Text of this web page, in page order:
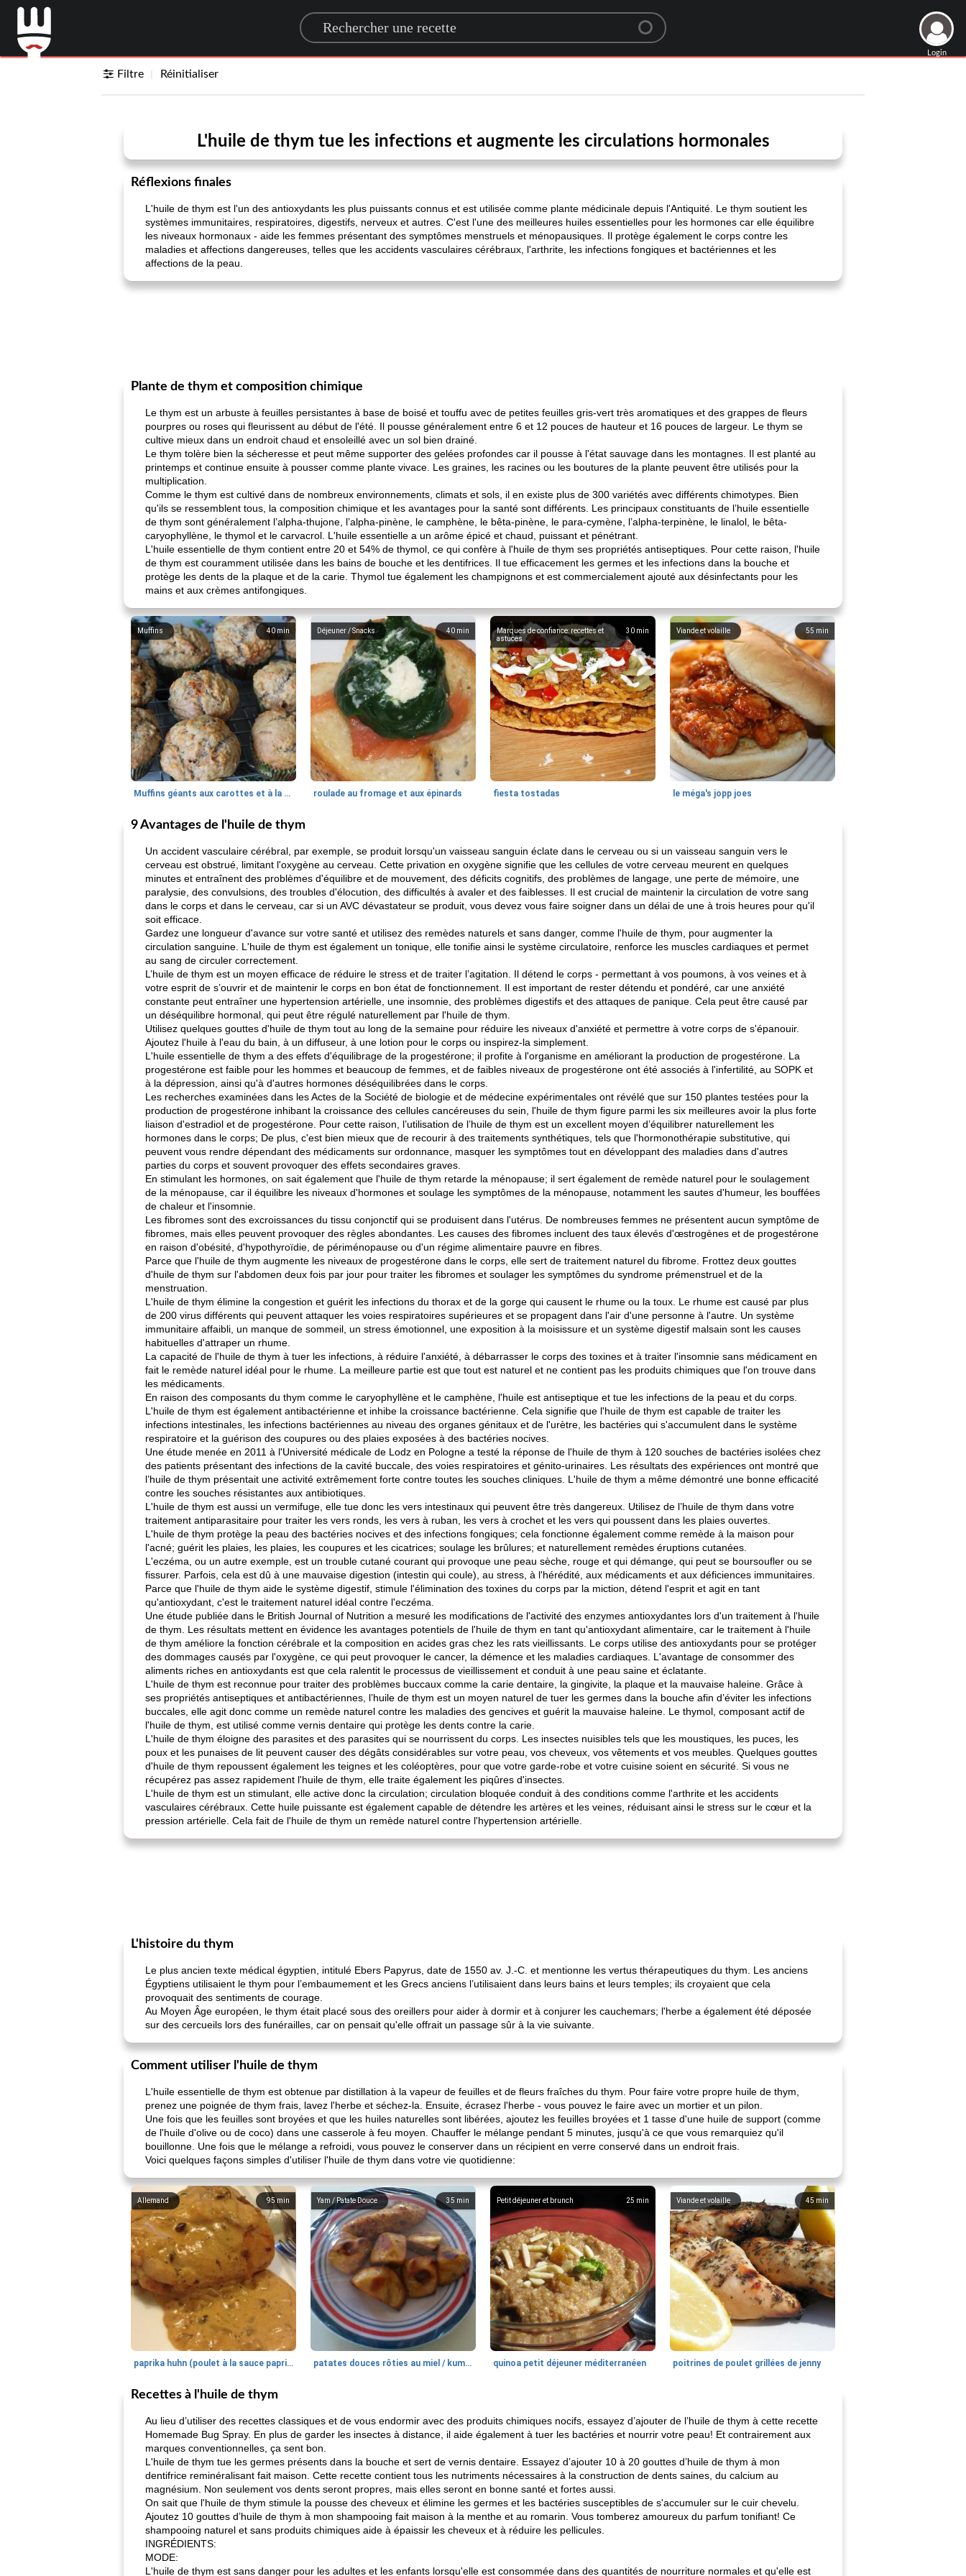
Search for a recipe
Login
Filtre Réinitialiser
L'huile de thym tue les infections et augmente les circulations hormonales
Réflexions finales
L'huile de thym est l'un des antioxydants les plus puissants connus et est utilisée comme plante médicinale depuis l'Antiquité. Le thym soutient les
systèmes immunitaires, respiratoires, digestifs, nerveux et autres. C'est l'une des meilleures huiles essentielles pour les hormones car elle équilibre
les niveaux hormonaux - aide les femmes présentant des symptômes menstruels et ménopausiques. Il protège également le corps contre les
maladies et affections dangereuses, telles que les accidents vasculaires cérébraux, l'arthrite, les infections fongiques et bactériennes et les
affections de la peau.
Plante de thym et composition chimique
Le thym est un arbuste à feuilles persistantes à base de boisé et touffu avec de petites feuilles gris-vert très aromatiques et des grappes de fleurs
pourpres ou roses qui fleurissent au début de l'été. Il pousse généralement entre 6 et 12 pouces de hauteur et 16 pouces de largeur. Le thym se
cultive mieux dans un endroit chaud et ensoleillé avec un sol bien drainé.
Le thym tolère bien la sécheresse et peut même supporter des gelées profondes car il pousse à l'état sauvage dans les montagnes. Il est planté au
printemps et continue ensuite à pousser comme plante vivace. Les graines, les racines ou les boutures de la plante peuvent être utilisés pour la
multiplication.
Comme le thym est cultivé dans de nombreux environnements, climats et sols, il en existe plus de 300 variétés avec différents chimotypes. Bien
qu'ils se ressemblent tous, la composition chimique et les avantages pour la santé sont différents. Les principaux constituants de l’huile essentielle
de thym sont généralement l’alpha-thujone, l’alpha-pinène, le camphène, le bêta-pinène, le para-cymène, l’alpha-terpinène, le linalol, le bêta-
caryophyllène, le thymol et le carvacrol. L'huile essentielle a un arôme épicé et chaud, puissant et pénétrant.
L'huile essentielle de thym contient entre 20 et 54% de thymol, ce qui confère à l'huile de thym ses propriétés antiseptiques. Pour cette raison, l'huile
de thym est couramment utilisée dans les bains de bouche et les dentifrices. Il tue efficacement les germes et les infections dans la bouche et
protège les dents de la plaque et de la carie. Thymol tue également les champignons et est commercialement ajouté aux désinfectants pour les
mains et aux crèmes antifongiques.
40 min
Muffins
Muffins géants aux carottes et à la banane de Nif
40 min
Déjeuner / Snacks
roulade au fromage et aux épinards
30 min
Marques de confiance: recettes et
astuces
fiesta tostadas
55 min
Viande et volaille
le méga's jopp joes
9 Avantages de l'huile de thym
Un accident vasculaire cérébral, par exemple, se produit lorsqu'un vaisseau sanguin éclate dans le cerveau ou si un vaisseau sanguin vers le
cerveau est obstrué, limitant l'oxygène au cerveau. Cette privation en oxygène signifie que les cellules de votre cerveau meurent en quelques
minutes et entraînent des problèmes d'équilibre et de mouvement, des déficits cognitifs, des problèmes de langage, une perte de mémoire, une
paralysie, des convulsions, des troubles d'élocution, des difficultés à avaler et des faiblesses. Il est crucial de maintenir la circulation de votre sang
dans le corps et dans le cerveau, car si un AVC dévastateur se produit, vous devez vous faire soigner dans un délai de une à trois heures pour qu'il
soit efficace.
Gardez une longueur d'avance sur votre santé et utilisez des remèdes naturels et sans danger, comme l'huile de thym, pour augmenter la
circulation sanguine. L'huile de thym est également un tonique, elle tonifie ainsi le système circulatoire, renforce les muscles cardiaques et permet
au sang de circuler correctement.
L’huile de thym est un moyen efficace de réduire le stress et de traiter l’agitation. Il détend le corps - permettant à vos poumons, à vos veines et à
votre esprit de s’ouvrir et de maintenir le corps en bon état de fonctionnement. Il est important de rester détendu et pondéré, car une anxiété
constante peut entraîner une hypertension artérielle, une insomnie, des problèmes digestifs et des attaques de panique. Cela peut être causé par
un déséquilibre hormonal, qui peut être régulé naturellement par l'huile de thym.
Utilisez quelques gouttes d'huile de thym tout au long de la semaine pour réduire les niveaux d'anxiété et permettre à votre corps de s'épanouir.
Ajoutez l'huile à l'eau du bain, à un diffuseur, à une lotion pour le corps ou inspirez-la simplement.
L'huile essentielle de thym a des effets d'équilibrage de la progestérone; il profite à l'organisme en améliorant la production de progestérone. La
progestérone est faible pour les hommes et beaucoup de femmes, et de faibles niveaux de progestérone ont été associés à l'infertilité, au SOPK et
à la dépression, ainsi qu'à d'autres hormones déséquilibrées dans le corps.
Les recherches examinées dans les Actes de la Société de biologie et de médecine expérimentales ont révélé que sur 150 plantes testées pour la
production de progestérone inhibant la croissance des cellules cancéreuses du sein, l'huile de thym figure parmi les six meilleures avoir la plus forte
liaison d'estradiol et de progestérone. Pour cette raison, l’utilisation de l’huile de thym est un excellent moyen d’équilibrer naturellement les
hormones dans le corps; De plus, c'est bien mieux que de recourir à des traitements synthétiques, tels que l'hormonothérapie substitutive, qui
peuvent vous rendre dépendant des médicaments sur ordonnance, masquer les symptômes tout en développant des maladies dans d'autres
parties du corps et souvent provoquer des effets secondaires graves.
En stimulant les hormones, on sait également que l'huile de thym retarde la ménopause; il sert également de remède naturel pour le soulagement
de la ménopause, car il équilibre les niveaux d'hormones et soulage les symptômes de la ménopause, notamment les sautes d'humeur, les bouffées
de chaleur et l'insomnie.
Les fibromes sont des excroissances du tissu conjonctif qui se produisent dans l'utérus. De nombreuses femmes ne présentent aucun symptôme de
fibromes, mais elles peuvent provoquer des règles abondantes. Les causes des fibromes incluent des taux élevés d'œstrogènes et de progestérone
en raison d'obésité, d'hypothyroïdie, de périménopause ou d'un régime alimentaire pauvre en fibres.
Parce que l'huile de thym augmente les niveaux de progestérone dans le corps, elle sert de traitement naturel du fibrome. Frottez deux gouttes
d'huile de thym sur l'abdomen deux fois par jour pour traiter les fibromes et soulager les symptômes du syndrome prémenstruel et de la
menstruation.
L'huile de thym élimine la congestion et guérit les infections du thorax et de la gorge qui causent le rhume ou la toux. Le rhume est causé par plus
de 200 virus différents qui peuvent attaquer les voies respiratoires supérieures et se propagent dans l'air d'une personne à l'autre. Un système
immunitaire affaibli, un manque de sommeil, un stress émotionnel, une exposition à la moisissure et un système digestif malsain sont les causes
habituelles d'attraper un rhume.
La capacité de l'huile de thym à tuer les infections, à réduire l'anxiété, à débarrasser le corps des toxines et à traiter l'insomnie sans médicament en
fait le remède naturel idéal pour le rhume. La meilleure partie est que tout est naturel et ne contient pas les produits chimiques que l'on trouve dans
les médicaments.
En raison des composants du thym comme le caryophyllène et le camphène, l'huile est antiseptique et tue les infections de la peau et du corps.
L'huile de thym est également antibactérienne et inhibe la croissance bactérienne. Cela signifie que l'huile de thym est capable de traiter les
infections intestinales, les infections bactériennes au niveau des organes génitaux et de l'urètre, les bactéries qui s'accumulent dans le système
respiratoire et la guérison des coupures ou des plaies exposées à des bactéries nocives.
Une étude menée en 2011 à l'Université médicale de Lodz en Pologne a testé la réponse de l'huile de thym à 120 souches de bactéries isolées chez
des patients présentant des infections de la cavité buccale, des voies respiratoires et génito-urinaires. Les résultats des expériences ont montré que
l’huile de thym présentait une activité extrêmement forte contre toutes les souches cliniques. L'huile de thym a même démontré une bonne efficacité
contre les souches résistantes aux antibiotiques.
L'huile de thym est aussi un vermifuge, elle tue donc les vers intestinaux qui peuvent être très dangereux. Utilisez de l’huile de thym dans votre
traitement antiparasitaire pour traiter les vers ronds, les vers à ruban, les vers à crochet et les vers qui poussent dans les plaies ouvertes.
L'huile de thym protège la peau des bactéries nocives et des infections fongiques; cela fonctionne également comme remède à la maison pour
l'acné; guérit les plaies, les plaies, les coupures et les cicatrices; soulage les brûlures; et naturellement remèdes éruptions cutanées.
L'eczéma, ou un autre exemple, est un trouble cutané courant qui provoque une peau sèche, rouge et qui démange, qui peut se boursoufler ou se
fissurer. Parfois, cela est dû à une mauvaise digestion (intestin qui coule), au stress, à l'hérédité, aux médicaments et aux déficiences immunitaires.
Parce que l'huile de thym aide le système digestif, stimule l'élimination des toxines du corps par la miction, détend l'esprit et agit en tant
qu'antioxydant, c'est le traitement naturel idéal contre l'eczéma.
Une étude publiée dans le British Journal of Nutrition a mesuré les modifications de l'activité des enzymes antioxydantes lors d'un traitement à l'huile
de thym. Les résultats mettent en évidence les avantages potentiels de l'huile de thym en tant qu'antioxydant alimentaire, car le traitement à l'huile
de thym améliore la fonction cérébrale et la composition en acides gras chez les rats vieillissants. Le corps utilise des antioxydants pour se protéger
des dommages causés par l'oxygène, ce qui peut provoquer le cancer, la démence et les maladies cardiaques. L'avantage de consommer des
aliments riches en antioxydants est que cela ralentit le processus de vieillissement et conduit à une peau saine et éclatante.
L'huile de thym est reconnue pour traiter des problèmes buccaux comme la carie dentaire, la gingivite, la plaque et la mauvaise haleine. Grâce à
ses propriétés antiseptiques et antibactériennes, l’huile de thym est un moyen naturel de tuer les germes dans la bouche afin d’éviter les infections
buccales, elle agit donc comme un remède naturel contre les maladies des gencives et guérit la mauvaise haleine. Le thymol, composant actif de
l'huile de thym, est utilisé comme vernis dentaire qui protège les dents contre la carie.
L'huile de thym éloigne des parasites et des parasites qui se nourrissent du corps. Les insectes nuisibles tels que les moustiques, les puces, les
poux et les punaises de lit peuvent causer des dégâts considérables sur votre peau, vos cheveux, vos vêtements et vos meubles. Quelques gouttes
d'huile de thym repoussent également les teignes et les coléoptères, pour que votre garde-robe et votre cuisine soient en sécurité. Si vous ne
récupérez pas assez rapidement l'huile de thym, elle traite également les piqûres d'insectes.
L'huile de thym est un stimulant, elle active donc la circulation; circulation bloquée conduit à des conditions comme l'arthrite et les accidents
vasculaires cérébraux. Cette huile puissante est également capable de détendre les artères et les veines, réduisant ainsi le stress sur le cœur et la
pression artérielle. Cela fait de l'huile de thym un remède naturel contre l'hypertension artérielle.
L'histoire du thym
Le plus ancien texte médical égyptien, intitulé Ebers Papyrus, date de 1550 av. J.-C. et mentionne les vertus thérapeutiques du thym. Les anciens
Égyptiens utilisaient le thym pour l’embaumement et les Grecs anciens l’utilisaient dans leurs bains et leurs temples; ils croyaient que cela
provoquait des sentiments de courage.
Au Moyen Âge européen, le thym était placé sous des oreillers pour aider à dormir et à conjurer les cauchemars; l'herbe a également été déposée
sur des cercueils lors des funérailles, car on pensait qu'elle offrait un passage sûr à la vie suivante.
Comment utiliser l'huile de thym
L'huile essentielle de thym est obtenue par distillation à la vapeur de feuilles et de fleurs fraîches du thym. Pour faire votre propre huile de thym,
prenez une poignée de thym frais, lavez l'herbe et séchez-la. Ensuite, écrasez l'herbe - vous pouvez le faire avec un mortier et un pilon.
Une fois que les feuilles sont broyées et que les huiles naturelles sont libérées, ajoutez les feuilles broyées et 1 tasse d'une huile de support (comme
de l'huile d'olive ou de coco) dans une casserole à feu moyen. Chauffer le mélange pendant 5 minutes, jusqu'à ce que vous remarquiez qu'il
bouillonne. Une fois que le mélange a refroidi, vous pouvez le conserver dans un récipient en verre conservé dans un endroit frais.
Voici quelques façons simples d'utiliser l'huile de thym dans votre vie quotidienne:
95min
Allemand
paprika huhn (poulet à la sauce paprika).
35 min
Yam / Patate Douce
patates douces rôties au miel / kumara
25 min
Petit déjeuner et brunch
quinoa petit déjeuner méditerranéen
45 min
Viande et volaille
poitrines de poulet grillées de jenny
Recettes à l'huile de thym
Au lieu d’utiliser des recettes classiques et de vous endormir avec des produits chimiques nocifs, essayez d’ajouter de l’huile de thym à cette recette
Homemade Bug Spray. En plus de garder les insectes à distance, il aide également à tuer les bactéries et nourrir votre peau! Et contrairement aux
marques conventionnelles, ça sent bon.
L'huile de thym tue les germes présents dans la bouche et sert de vernis dentaire. Essayez d’ajouter 10 à 20 gouttes d’huile de thym à mon
dentifrice reminéralisant fait maison. Cette recette contient tous les nutriments nécessaires à la construction de dents saines, du calcium au
magnésium. Non seulement vos dents seront propres, mais elles seront en bonne santé et fortes aussi.
On sait que l'huile de thym stimule la pousse des cheveux et élimine les germes et les bactéries susceptibles de s'accumuler sur le cuir chevelu.
Ajoutez 10 gouttes d’huile de thym à mon shampooing fait maison à la menthe et au romarin. Vous tomberez amoureux du parfum tonifiant! Ce
shampooing naturel et sans produits chimiques aide à épaissir les cheveux et à réduire les pellicules.
INGRÉDIENTS:
MODE:
L'huile de thym est sans danger pour les adultes et les enfants lorsqu'elle est consommée dans des quantités de nourriture normales et qu'elle est